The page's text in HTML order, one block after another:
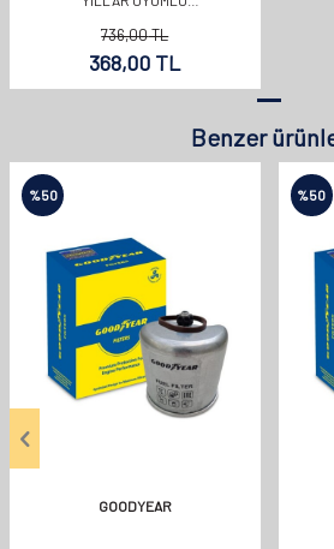
736,00TL
368,00 TL
Benzer
%50
GOODYEAR
%50